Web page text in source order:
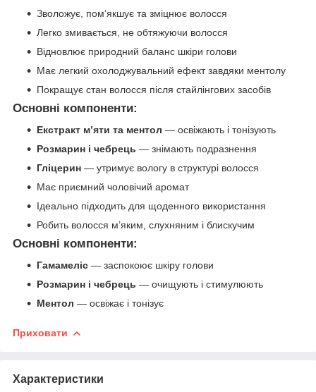
Зволожує, пом’якшує та зміцнює волосся
Легко змивається, не обтяжуючи волосся
Відновлює природний баланс шкіри голови
Має легкий охолоджувальний ефект завдяки ментолу
Покращує стан волосся після стайлінгових засобів
Основні компоненти:
Екстракт м’яти та ментол — освіжають і тонізують
Розмарин і чебрець — знімають подразнення
Гліцерин — утримує вологу в структурі волосся
Має приємний чоловічий аромат
Ідеально підходить для щоденного використання
Робить волосся м’яким, слухняним і блискучим
Основні компоненти:
Гамамеліс — заспокоює шкіру голови
Розмарин і чебрець — очищують і стимулюють
Ментол — освіжає і тонізує
Приховати
Характеристики